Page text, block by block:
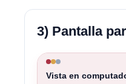
3) Pantalla
Vista en